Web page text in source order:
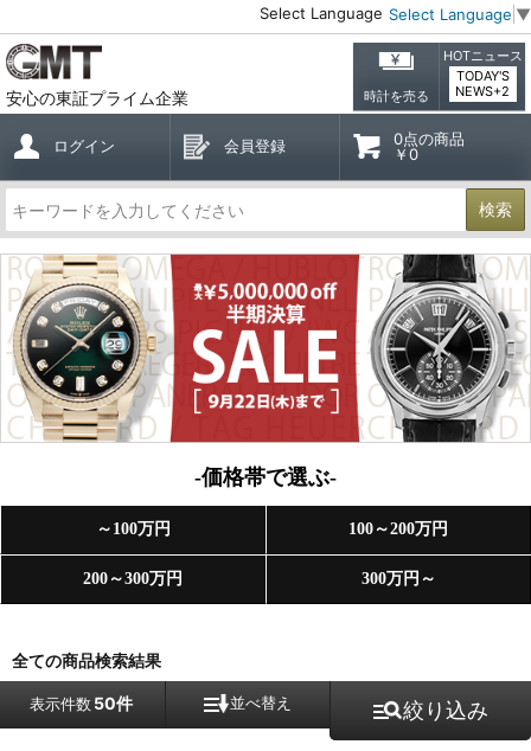
Select Language Select Language ▼
安心の東証プライム企業 時計を売る
HOTニュース
TODAY'S
NEWS+2
ログイン 会員登録
0点の商品
￥0
検索
-価格帯で選ぶ-
～100万円 100～200万円
200～300万円 300万円～
全ての商品検索結果
表示件数50件 並べ替え 絞り込み